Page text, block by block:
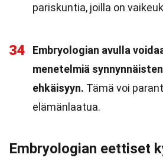
pariskuntia, joilla on
34
Embryologian avulla
menetelmiä
ehkäisyyn. Tämä voi
elämänlaatua.
Embryologian eettiset